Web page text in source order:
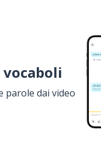
parole dai video